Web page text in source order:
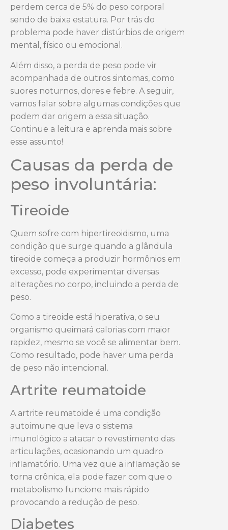
perdem cerca de 5% do peso corporal
sendo de baixa estatura. Por trás do
problema pode haver distúrbios de origem
mental, físico ou emocional.
Além disso, a perda de peso pode vir
acompanhada de outros sintomas, como
suores noturnos, dores e febre. A seguir,
vamos falar sobre algumas condições que
podem dar origem a essa situação.
Continue a leitura e aprenda mais sobre
esse assunto!
Causas da perda de
peso involuntária:
Tireoide
Quem sofre com hipertireoidismo, uma
condição que surge quando a glândula
tireoide começa a produzir hormônios em
excesso, pode experimentar diversas
alterações no corpo, incluindo a perda de
peso.
Como a tireoide está hiperativa, o seu
organismo queimará calorias com maior
rapidez, mesmo se você se alimentar bem.
Como resultado, pode haver uma perda
de peso não intencional.
Artrite reumatoide
A artrite reumatoide é uma condição
autoimune que leva o sistema
imunológico a atacar o revestimento das
articulações, ocasionando um quadro
inflamatório. Uma vez que a inflamação se
torna crônica, ela pode fazer com que o
metabolismo funcione mais rápido
provocando a redução de peso.
Diabetes